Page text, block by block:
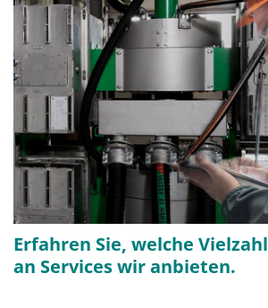
Erfahren Sie, welche Vielzahl
an Services wir anbieten.